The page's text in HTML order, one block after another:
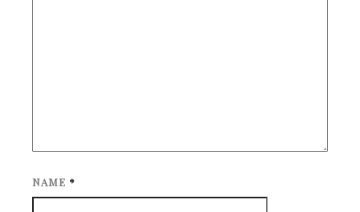
NAME *